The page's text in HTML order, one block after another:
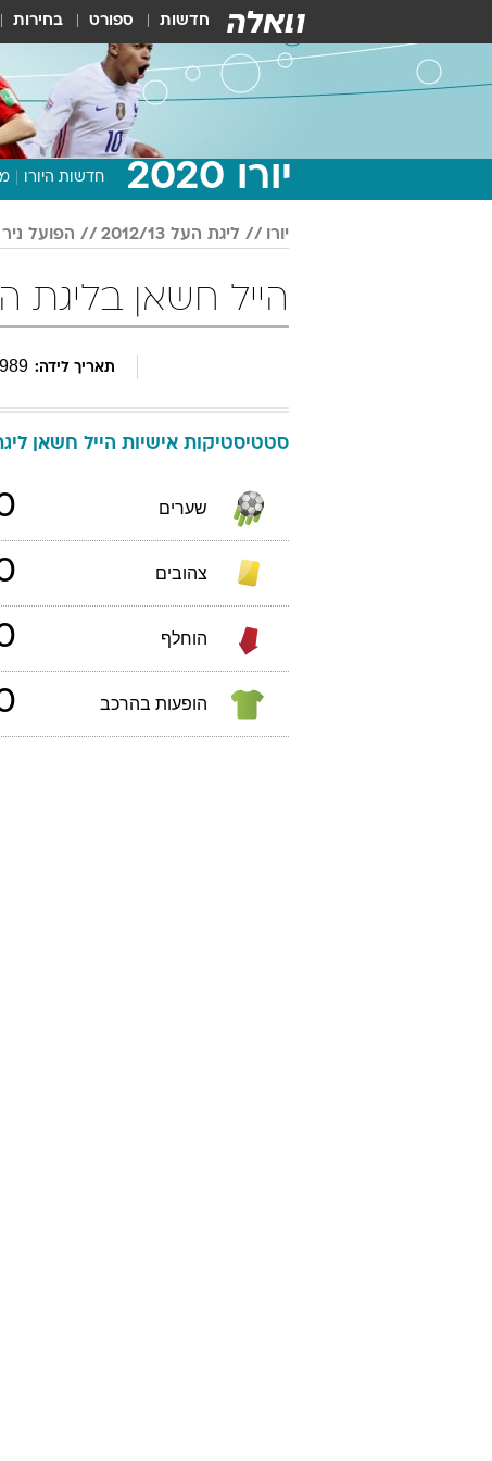
חדשות ספורט בחירות
יורו 2020 חדשות היורו
יורו ליגת העל 2012/13 הפועל
הייל חשאן בליגת העל 2012/13
תאריך לידה:
סטטיסטיקות אישיות הייל חשאן ליגת
שערים
צהובים
הוחלף
הופעות בהרכב